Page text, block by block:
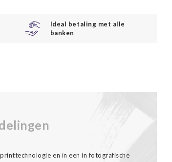
Ideal betaling met alle
banken
en in een in fotografische